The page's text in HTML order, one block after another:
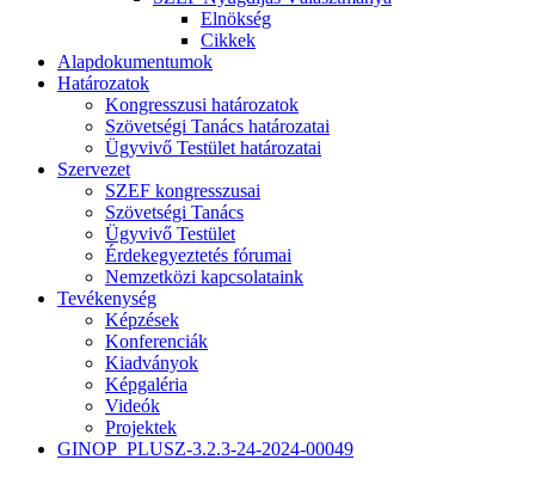
Elnökség
Cikkek
Alapdokumentumok
Határozatok
Kongresszusi határozatok
Szövetségi Tanács határozatai
Ügyvivő Testület határozatai
Szervezet
SZEF kongresszusai
Szövetségi Tanács
Ügyvivő Testület
Érdekegyeztetés fórumai
Nemzetközi kapcsolataink
Tevékenység
Képzések
Konferenciák
Kiadványok
Képgaléria
Videók
Projektek
GINOP_PLUSZ-3.2.3-24-2024-00049